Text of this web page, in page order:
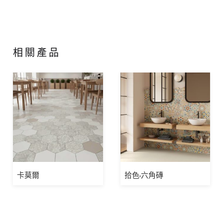
相關產品
卡莫爾 拾色-六角磚